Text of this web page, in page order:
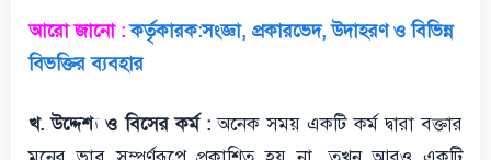
আরো জানো : কর্তৃকারক:সংজ্ঞা, প্রকারভেদ, উদাহরণ ও বিভিন্ন
বিভক্তির ব্যবহার
খ. উদ্দেশ্য ও বিসের কর্ম :অনেক সময় একটি কর্ম দ্বারা বক্তার